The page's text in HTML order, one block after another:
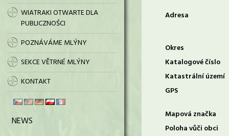
WIATRAKI OTWARTE DLA
PUBLICZNOŚCI
POZNÁVÁME MLÝNY
SEKCE VĚTRNÉ MLÝNY
KONTAKT
NEWS
Adresa
Okres
Katalogové číslo
Katastrální území
GPS
Mapová značka
Poloha vůči obci